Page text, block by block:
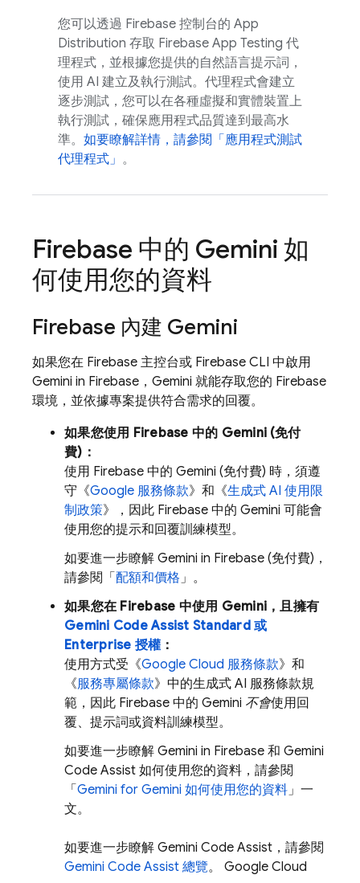
您可以透過 Firebase 控制台的 App
Distribution 存取 Firebase App Testing 代
理程式，並根據您提供的自然語言提示詞，
使用 AI 建立及執行測試。代理程式會建立
逐步測試，您可以在各種虛擬和實體裝置上
執行測試，確保應用程式品質達到最高水
準。 如要瞭解詳情，請參閱「應用程式測試
代理程式」 。
Firebase 中的 Gemini 如
何使用您的資料
Firebase 內建 Gemini
如果您在 Firebase 主控台或 Firebase CLI 中啟用
Gemini in Firebase ，Gemini 就能存取您的 Firebase
環境，並依據專案提供符合需求的回覆。
如果您使用 Firebase 中的 Gemini (免付
費)：
使用 Firebase 中的 Gemini (免付費) 時，須遵
守《Google 服務條款》和《生成式 AI 使用限
制政策》，因此 Firebase 中的 Gemini 可能會
使用您的提示和回覆訓練模型。
如要進一步瞭解 Gemini in Firebase (免付費)，
請參閱「 配額和價格」。
如果您在 Firebase 中使用 Gemini，且擁有
Gemini Code Assist Standard 或
Enterprise 授權：
使用方式受《Google Cloud 服務條款》和
《服務專屬條款》中的生成式 AI 服務條款規
範，因此 Firebase 中的 Gemini 不會使用回
覆、提示詞或資料訓練模型。
如要進一步瞭解 Gemini in Firebase 和 Gemini
Code Assist 如何使用您的資料，請參閱
「 Gemini for Gemini 如何使用您的資料」一
文。
如要進一步瞭解 Gemini Code Assist ，請參閱
Gemini Code Assist 總覽。 Google Cloud